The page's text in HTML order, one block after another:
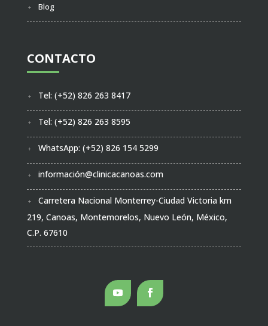
Blog
CONTACTO
Tel: (+52) 826 263 8417
Tel: (+52) 826 263 8595
WhatsApp: (+52) 826 154 5299
información@clinicacanoas.com
Carretera Nacional Monterrey-Ciudad Victoria km
219, Canoas, Montemorelos, Nuevo León, México,
C.P. 67610